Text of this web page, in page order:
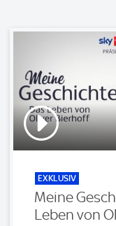
EXKLUSIV
Meine
Leben von